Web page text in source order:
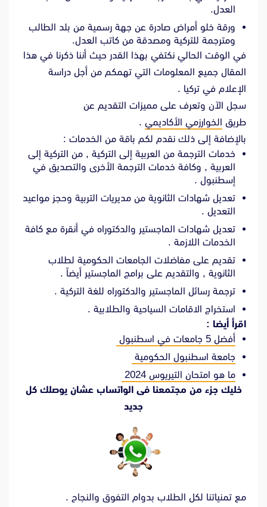
العدل.
ورقة خلو أمراض صادرة عن جهة رسمية من بلد الطالب
ومترجمة للتركية ومصدقة من كاتب العدل.
في الوقت الحالي نكتفي بهذا القدر حيث أننا ذكرنا في هذا
المقال جميع المعلومات التي تهمكم من أجل دراسة
الإعلام في تركيا .
سجل الآن وتعرف على مميزات التقديم عن
طريق الخوارزمي الأكاديمي .
بالإضافة إلى ذلك نقدم لكم باقة من الخدمات :
خدمات الترجمة من العربية إلى التركية , من التركية إلى
العربية , وكافة خدمات الترجمة الأخرى والتصديق في
إسطنبول .
تعديل شهادات الثانوية من مديريات التربية وحجز مواعيد
التعديل .
تعديل شهادات الماجستير والدكتوراه في أنقرة مع كافة
الخدمات اللازمة .
تقديم على مفاضلات الجامعات الحكومية لطلاب
الثانوية , والتقديم على برامج الماجستير أيضاً .
ترجمة رسائل الماجستير والدكتوراه للغة التركية .
استخراج الاقامات السياحية والطلابية .
اقرأ أيضا :
أفضل 5 جامعات في اسطنبول
جامعة اسطنبول الحكومية
ما هو امتحان التيريوس 2024
خليك جزء من مجتمعنا فى الواتساب عشان يوصلك كل
جديد
مع تمنياتنا لكل الطلاب بدوام التفوق والنجاح .